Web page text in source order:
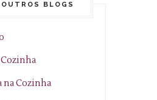
OUTROS BLOGS
na Cozinha